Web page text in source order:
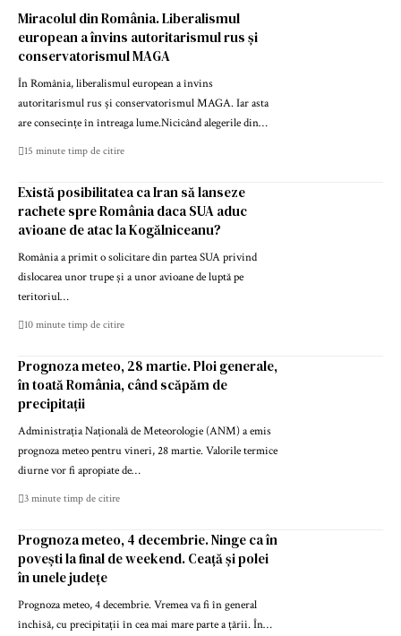
Miracolul din România. Liberalismul
european a învins autoritarismul rus și
conservatorismul MAGA
În România, liberalismul european a învins
autoritarismul rus și conservatorismul MAGA. Iar asta
are consecințe în întreaga lume.Nicicând alegerile din…
15 minute timp de citire
Există posibilitatea ca Iran să lanseze
rachete spre România daca SUA aduc
avioane de atac la Kogălniceanu?
România a primit o solicitare din partea SUA privind
dislocarea unor trupe și a unor avioane de luptă pe
teritoriul…
10 minute timp de citire
Prognoza meteo, 28 martie. Ploi generale,
în toată România, când scăpăm de
precipitații
Administrația Națională de Meteorologie (ANM) a emis
prognoza meteo pentru vineri, 28 martie. Valorile termice
diurne vor fi apropiate de…
3 minute timp de citire
Prognoza meteo, 4 decembrie. Ninge ca în
povești la final de weekend. Ceață și polei
în unele județe
Prognoza meteo, 4 decembrie. Vremea va fi în general
închisă, cu precipitații în cea mai mare parte a țării. În…